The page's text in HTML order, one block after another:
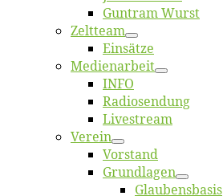
Gun­tram Wurst
Zelt­team
Ein­sät­ze
Me­di­en­ar­beit
INFO
Ra­dio­sen­dung
Live­stream
Ver­ein
Vor­stand
Grund­la­gen
Glaubens­ba­sis